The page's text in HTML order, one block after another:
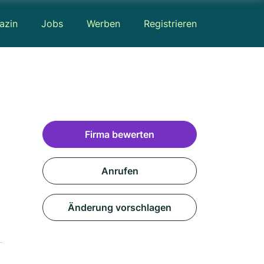
Jobs Werben Registrieren
Firma bewerten
Anrufen
Änderung vorschlagen